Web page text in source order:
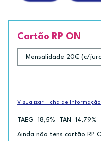
Cartão RP ON
Visualizar Ficha de
TAEG 18,5% TAN 14,79%
Ainda não tens cartão RP